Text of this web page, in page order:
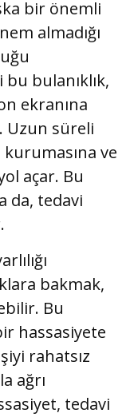
bir önemli
almadığı
bulanıklık,
ekranına
Uzun süreli
ve
açar. Bu
da, tedavi
bakmak,
Bu
hassasiyete
rahatsız
ağrı
tedavi